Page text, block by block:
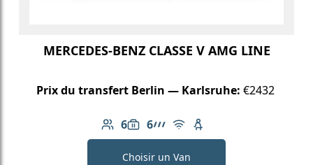
MERCEDES-BENZ CLASSE V AMG LINE
Prix du transfert Berlin — Karlsruhe: €2432
6
Nombre de passagers: 6
6
Capacité des bagages: 6
Ligne AMG
Wi-Fi gratuit
Siège enfant
Choisir un Van